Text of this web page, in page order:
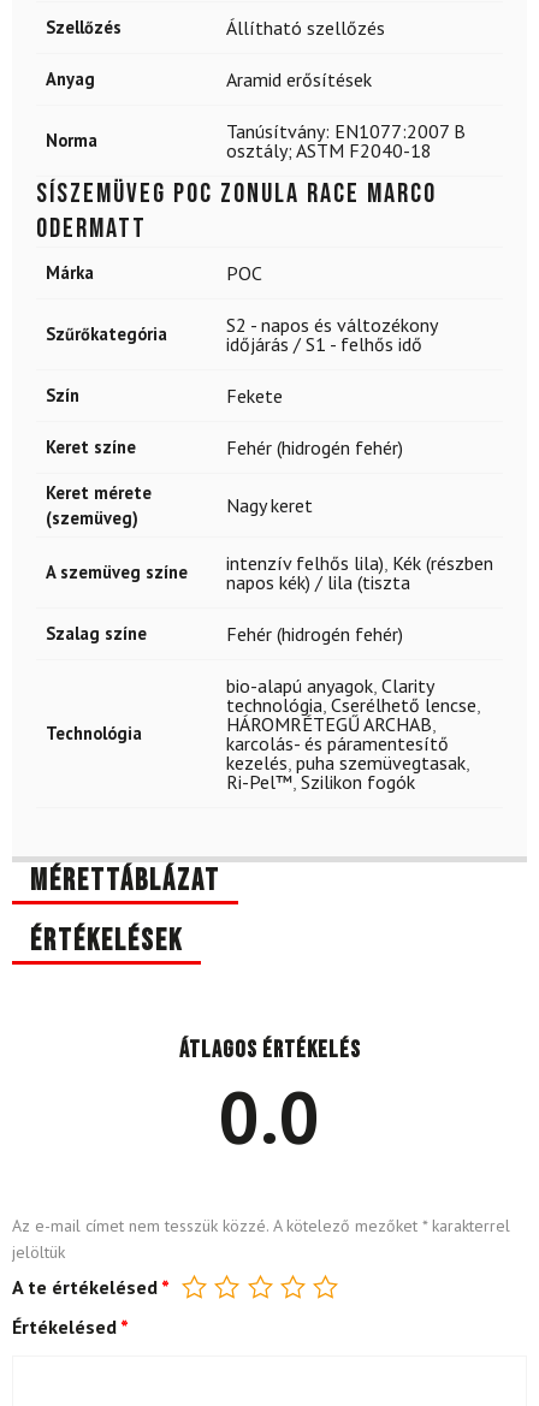
Szellőzés Állítható szellőzés
Anyag Aramid erősítések
Norma
Tanúsítvány: EN1077:2007 B
osztály; ASTM F2040-18
Síszemüveg POC Zonula Race Marco
Odermatt
Márka POC
Szűrőkategória
S2 - napos és változékony
időjárás / S1 - felhős idő
Szín Fekete
Keret színe Fehér (hidrogén fehér)
Keret mérete
(szemüveg)
Nagy keret
A szemüveg színe intenzív felhős lila) Kék (részben
napos kék) / lila (tiszta
Szalag színe Fehér (hidrogén fehér)
Technológia
bio-alapú anyagok Clarity
technológia ,Cserélhető lencse
HÁROMRÉTEGŰ ARCHAB
karcolás- és páramentesítő
kezelés puha szemüvegtasak
Ri-Pel™,Szilikon fogók
Mérettáblázat
Értékelések
Átlagos értékelés
0.0
Az e-mail címet nem tesszük közzé. A kötelező mezőket *karakterrel
jelöltük
A te értékelésed *
Értékelésed *